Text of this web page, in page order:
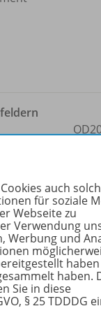
auch
für soziale
Webseite zu
Verwendung
Werbung und
haben.
Sie in diese
§ 25 TDDDG